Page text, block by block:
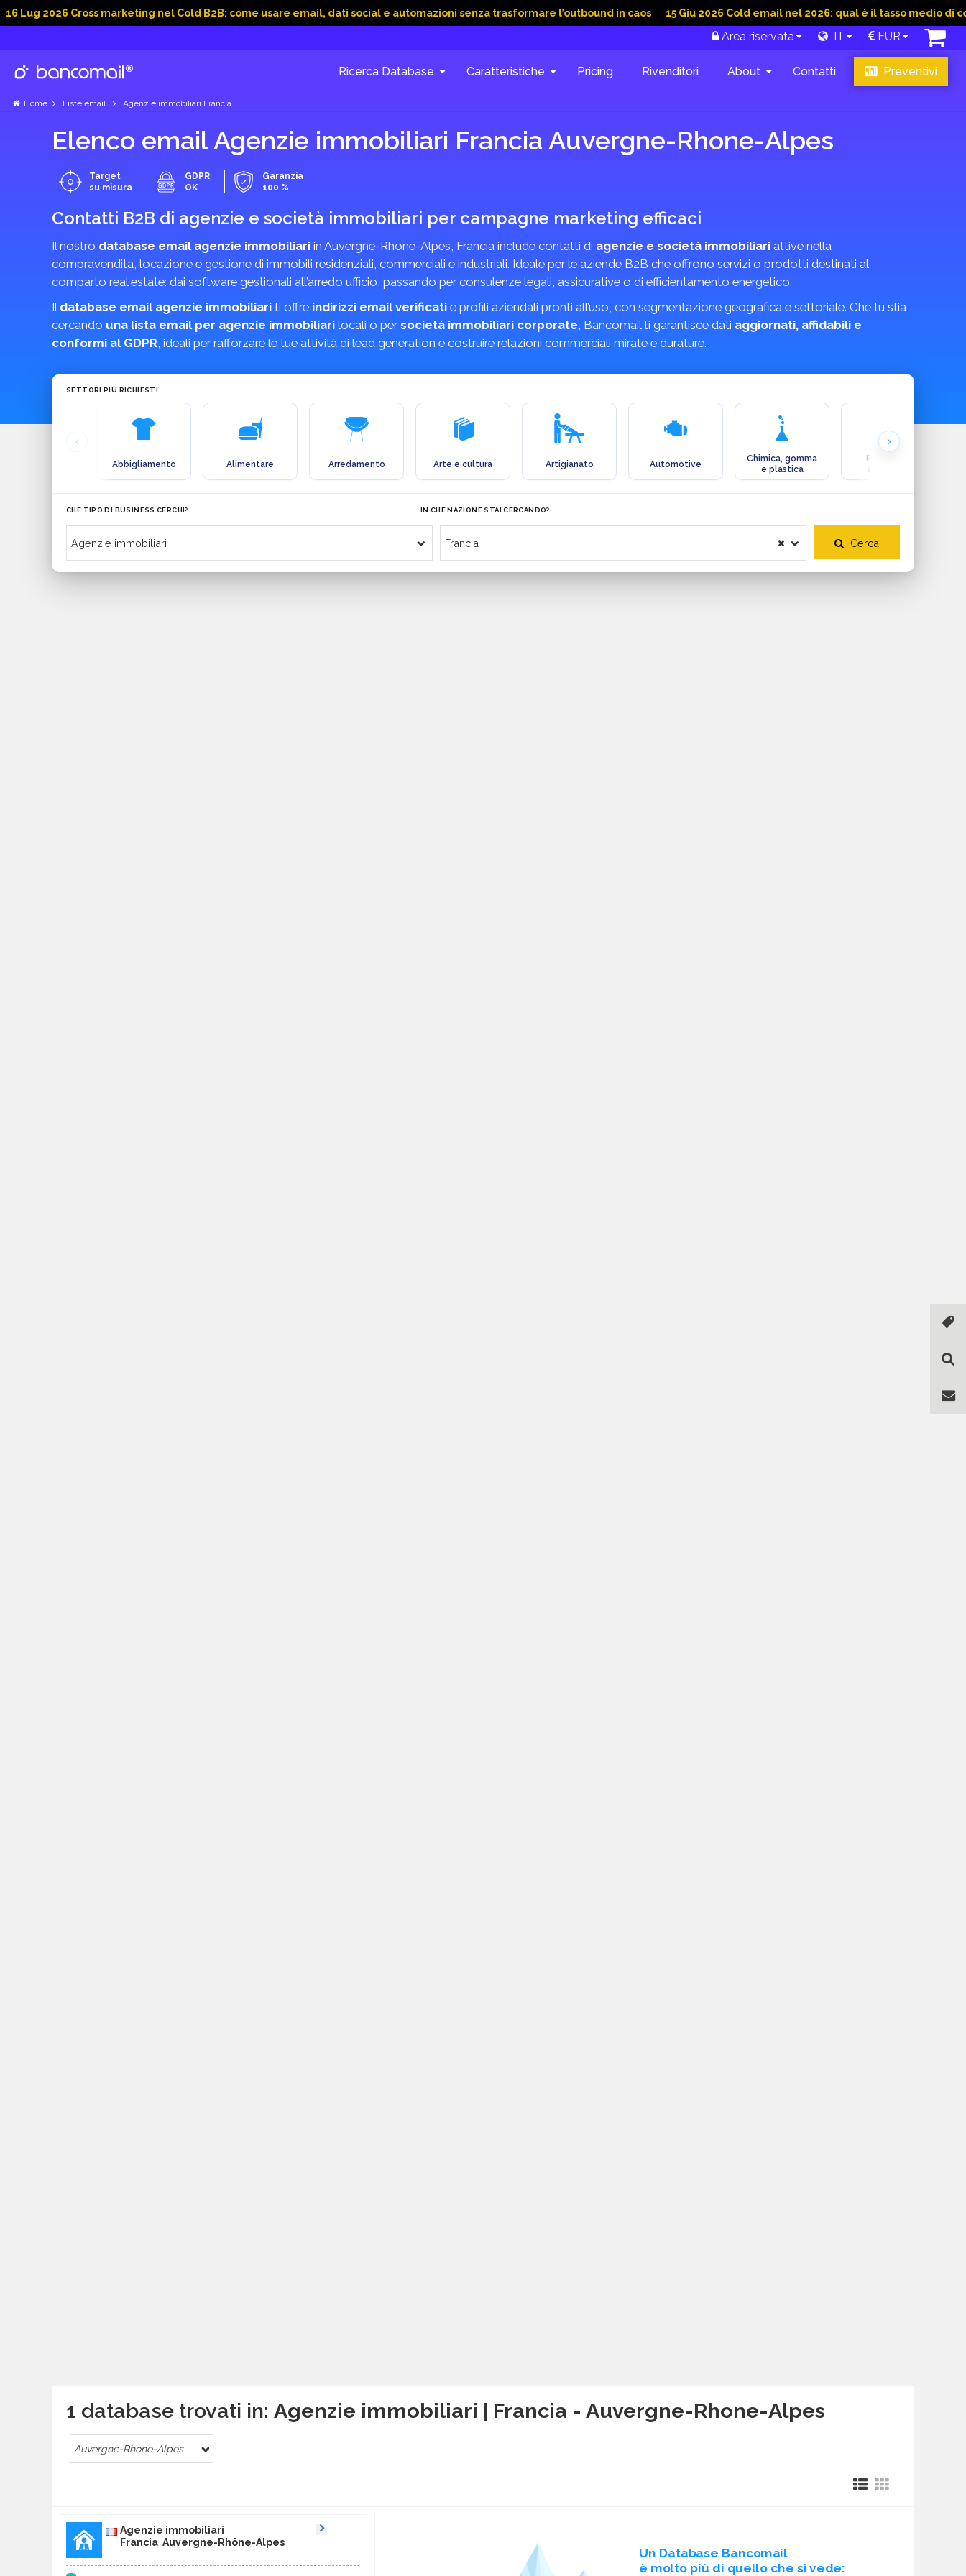
Cross marketing nel Cold B2B: come usare email, dati social e automazioni senza trasformare l’outbound in caos 15 Giu 2026 Cold email nel 2026: qual è il tasso medio di
Area riservata IT EUR
Ricerca Database Caratteristiche Pricing Rivenditori About Contatti Preventivi
Home Liste email Agenzie immobiliari Francia
Elenco email Agenzie immobiliari Francia Auvergne-Rhone-Alpes
Target
su misura
GDPR
OK
Garanzia
100 %
Contatti B2B di agenzie e società immobiliari per campagne marketing efficaci
Il nostro database email agenzie immobiliari in Auvergne-Rhone-Alpes, Francia include contatti di agenzie e società immobiliari attive nella
compravendita, locazione e gestione di immobili residenziali, commerciali e industriali. Ideale per le aziende B2B che offrono servizi o prodotti destinati al
comparto real estate: dai software gestionali all’arredo ufficio, passando per consulenze legali, assicurative o di efficientamento energetico.
Il database email agenzie immobiliari ti offre indirizzi email verificati e profili aziendali pronti all’uso, con segmentazione geografica e settoriale. Che tu stia
cercando una lista email per agenzie immobiliari locali o persocietà immobiliari corporate, Bancomail ti garantisce dati aggiornati, affidabili e
conformi al GDPR, ideali per rafforzare le tue attività di lead generation e costruire relazioni commerciali mirate e durature.
SETTORI PIÙ RICHIESTI
Abbigliamento Alimentare Arredamento Arte e cultura Artigianato Automotive
Chimica, gomma
e plastica
Ecologia e
ambiente
CHE TIPO DI BUSINESS CERCHI? IN CHE NAZIONE STAI CERCANDO?
Cerca
1 database trovati in: Agenzie immobiliari | Francia - Auvergne-Rhone-Alpes
Auvergne-Rhone-Alpes
Agenzie immobiliari
Francia Auvergne-Rhône-Alpes
Un Database Bancomail
è molto più di quello che si vede: